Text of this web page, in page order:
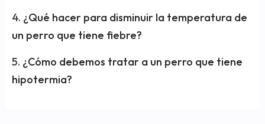
¿Qué hacer para disminuir la temperatura de
un perro que tiene fiebre?
¿Cómo debemos tratar a un perro que tiene
hipotermia?